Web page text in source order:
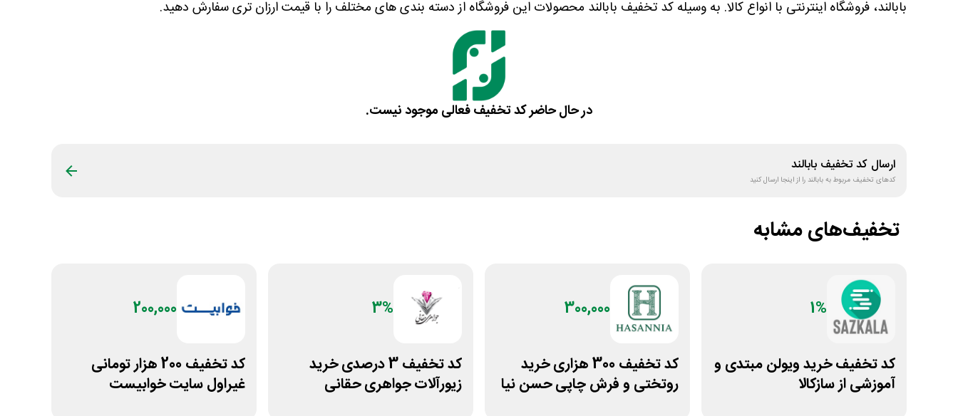
بابالند، فروشگاه اینترنتی با انواع کالا. به وسیله کد تخفیف بابالند محصولات این فروشگاه از دسته بندی های مختلف را با قیمت ارزان تری سفارش دهید.
در حال حاضر کد تخفیف فعالی موجود نیست.
ارسال کد تخفیف بابالند
کدهای تخفیف مربوط بهبابالند را از اینجا ارسال کنید
تخفیف‌های مشابه
1%
کد تخفیف خرید ویولن مبتدی و
آموزشی از سازکالا
300,000
کد تخفیف 300 هزاری خرید
روتختی و فرش چاپی حسن نیا
3%
کد تخفیف 3 درصدی خرید
زیورآلات جواهری حقانی
200,000
کد تخفیف 200 هزار تومانی
غیراول سایت خوابیست